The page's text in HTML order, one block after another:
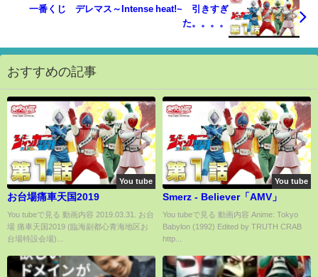
一番くじ デレマス～Intense heat!~ 引きすぎ
た。。。。
おすすめの記事
You tube
お台場痛車天国2019
You tubeで見る 動画内容 2019.03.31. お台
場 痛車天国2019 (臨海副都心青海地区お
台場特設会場)...
You tube
Smerz - Believer「AMV」
You tubeで見る 動画内容 Anime: Tokyo
Babylon (1992) Edited by TRUTH CRAB
http...